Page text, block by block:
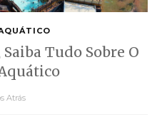
Tudo Sobre O
Atrás